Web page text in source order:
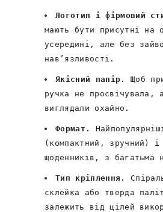
Логотип і фірмовий
мають бути присутні на
усередині, але без
нав’язливості.
Якісний папір.
Щоб
ручка не просвічувала,
виглядали охайно.
Формат.
(компактний, зручний)
щоденників, з багатьма
Тип кріплення.
склейка або тверда
залежить від цілей